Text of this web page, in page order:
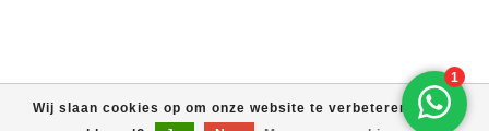
Wij slaan cookies op om onze website te verbeteren. Is dat